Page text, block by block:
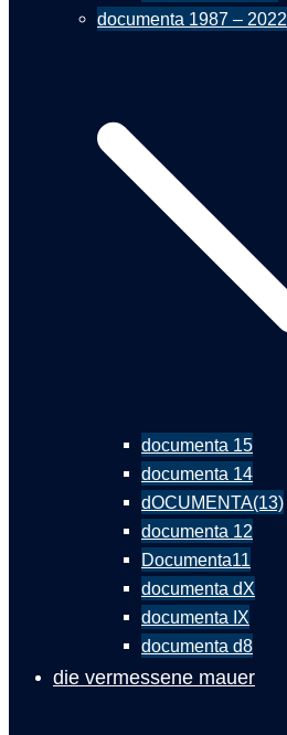
documenta 1987 – 2022
documenta 15
documenta 14
dOCUMENTA(13)
documenta 12
Documenta11
documenta dX
documenta IX
documenta d8
die vermessene mauer